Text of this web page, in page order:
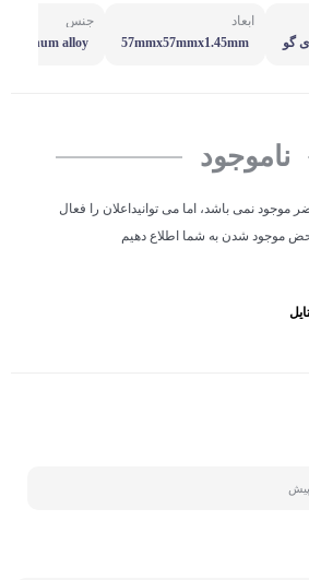
گو
ابعاد
57mmx57mmx1.45mm
جنس
alloy
ناموجود
موجود نمی باشد، اما می توانیداعلان را فعال
موجود شدن به شما اطلاع دهیم